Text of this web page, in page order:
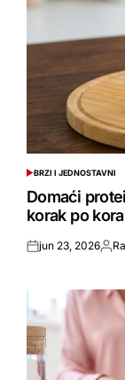
POSTED
IN
BRZI I JEDNOSTAVNI
Domaći
korak po
Objavljeno
jun 23, 2026